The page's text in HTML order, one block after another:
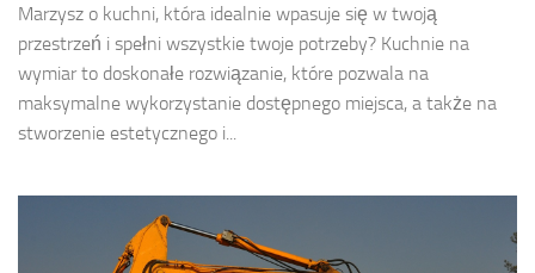
Marzysz o kuchni, która idealnie wpasuje się w twoją
przestrzeń i spełni wszystkie twoje potrzeby? Kuchnie na
wymiar to doskonałe rozwiązanie, które pozwala na
maksymalne wykorzystanie dostępnego miejsca, a także na
stworzenie estetycznego i...